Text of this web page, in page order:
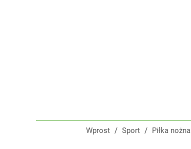
Wprost / Sport / Piłka nożna